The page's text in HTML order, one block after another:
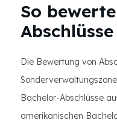
So
Die Bewertung von
Bachelor-Abschlüsse
amerikanischen